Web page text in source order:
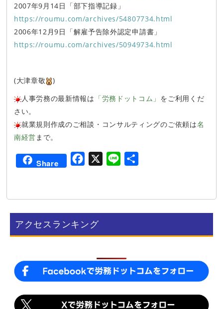
2007年9月14日「部下指導記録」
https://roumu.com/archives/54807734.html
2006年12月9日「解雇予告除外認定申請書」
https://roumu.com/archives/50949734.html
(大津章敬
)
人事労務の最新情報は 「労務ドットコム」 をご利用くだ
さい。
就業規則作成のご相談・コンサルティングのご依頼は名
南経営 まで。
Share
e
b
o
e
アクセスランキング